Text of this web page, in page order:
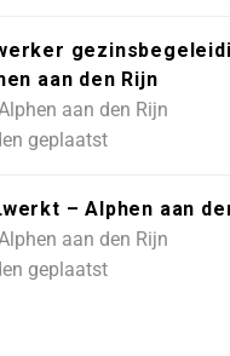
aan den Rijn
aan den Rijn
geplaatst
– Alphen aan
aan den Rijn
geplaatst